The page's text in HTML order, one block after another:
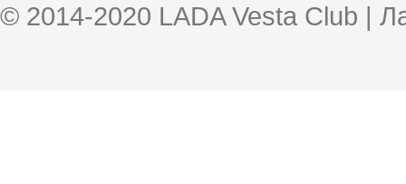
© 2014-2020 LADA Vesta Club |